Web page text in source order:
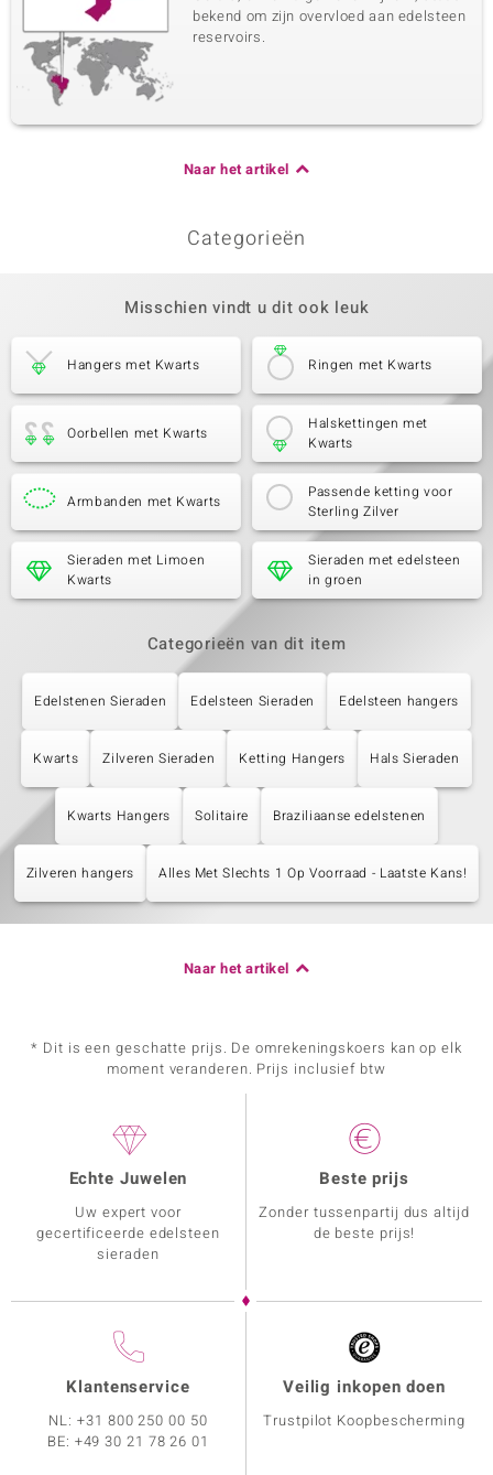
bekend om zijn overvloed aan edelsteen
reservoirs.
Naar het artikel
Categorieën
Misschien vindt u dit ook leuk
Hangers met Kwarts Ringen met Kwarts
Oorbellen met Kwarts
Halskettingen met
Kwarts
Armbanden met Kwarts
Passende ketting voor
Sterling Zilver
Sieraden met Limoen
Kwarts
Sieraden met edelsteen
in groen
Categorieën van dit item
Edelstenen Sieraden Edelsteen Sieraden Edelsteen hangers
Kwarts Zilveren Sieraden Ketting Hangers Hals Sieraden
Kwarts Hangers Solitaire Braziliaanse edelstenen
Zilveren hangers Alles Met Slechts 1 Op Voorraad - Laatste Kans!
Naar het artikel
* Dit is een geschatte prijs. De omrekeningskoers kan op elk
moment veranderen. Prijs inclusief btw
Echte Juwelen
Uw expert voor
gecertificeerde edelsteen
sieraden
Beste prijs
Zonder tussenpartij dus altijd
de beste prijs!
Klantenservice
NL:+31 800 250 00 50
BE: +49 30 21 78 26 01
Veilig inkopen doen
Trustpilot Koopbescherming